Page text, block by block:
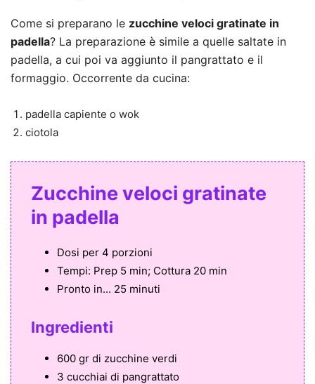
Come si preparano le zucchine veloci gratinate in
padella? La preparazione è simile a quelle saltate in
padella, a cui poi va aggiunto il pangrattato e il
formaggio. Occorrente da cucina:
padella capiente o wok
ciotola
Zucchine veloci gratinate
in padella
Dosi per 4 porzioni
Tempi: Prep 5 min; Cottura 20 min
Pronto in... 25 minuti
Ingredienti
600 gr di zucchine verdi
3 cucchiai di pangrattato